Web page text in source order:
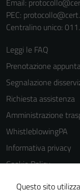
Email:
PEC:
Centralino unico:
Leggi le FAQ
Prenotazione
Segnalazione
Richiesta assistenza
Amministrazione
WhistleblowingPA
Informativa privacy
Cookie Policy
Note legali
Questo sito